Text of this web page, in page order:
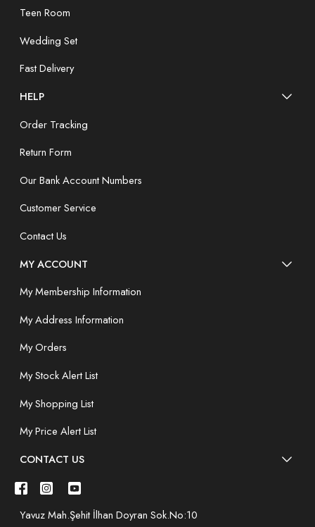
Teen Room
Wedding Set
Fast Delivery
HELP
Order Tracking
Return Form
Our Bank Account Numbers
Customer Service
Contact Us
MY ACCOUNT
My Membership Information
My Address Information
My Orders
My Stock Alert List
My Shopping List
My Price Alert List
CONTACT US
Yavuz Mah.Şehit İlhan Doyran Sok.No:10